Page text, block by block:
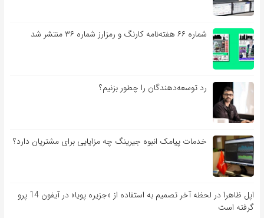
شماره ۶۶ هفته‌نامه کارنگ و رمزارز شماره ۳۶ منتشر شد
رد توسعه‌دهندگان را چطور بزنیم؟
خدمات پیامک انبوه جیرینگ چه مزایایی برای مشتریان دارد؟
اپل ظاهرا در لحظه آخر تصمیم به استفاده از «جزیره پویا» در آیفون 14 پرو
گرفته است